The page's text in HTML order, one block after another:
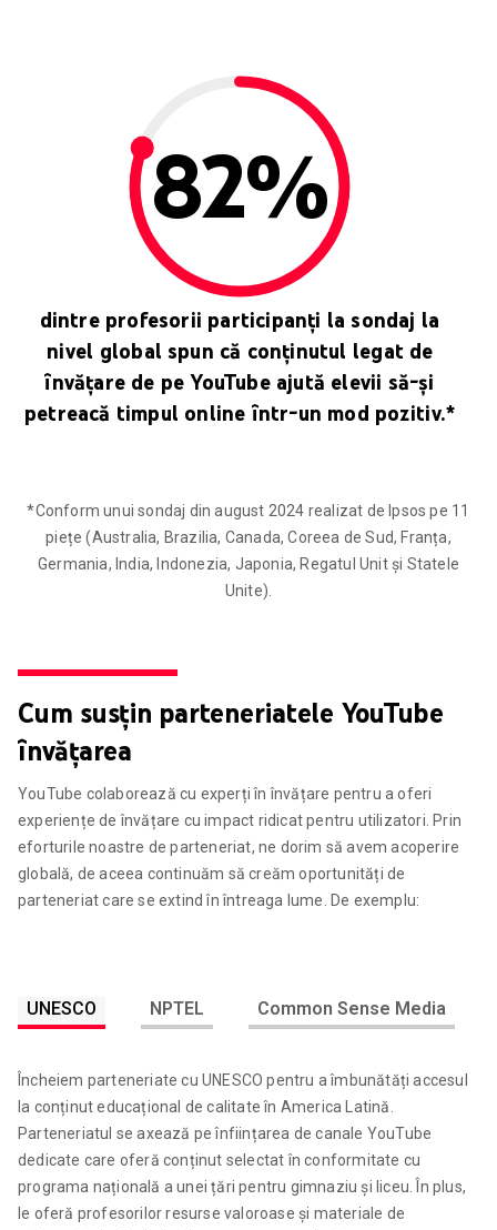
82%
dintre profesorii participanți la sondaj la
nivel global spun că conținutul legat de
învățare de pe YouTube ajută elevii să-și
petreacă timpul online într-un mod pozitiv.*
*Conform unui sondaj din august 2024 realizat de Ipsos pe 11
piețe (Australia, Brazilia, Canada, Coreea de Sud, Franța,
Germania, India, Indonezia, Japonia, Regatul Unit și Statele
Unite).
Cum susțin parteneriatele YouTube
învățarea
YouTube colaborează cu experți în învățare pentru a oferi
experiențe de învățare cu impact ridicat pentru utilizatori. Prin
eforturile noastre de parteneriat, ne dorim să avem acoperire
globală, de aceea continuăm să creăm oportunități de
parteneriat care se extind în întreaga lume. De exemplu:
UNESCO NPTEL Common Sense Media
Încheiem parteneriate cu UNESCO pentru a îmbunătăți accesul
la conținut educațional de calitate în America Latină.
Parteneriatul se axează pe înființarea de canale YouTube
dedicate care oferă conținut selectat în conformitate cu
programa națională a unei țări pentru gimnaziu și liceu. În plus,
le oferă profesorilor resurse valoroase și materiale de